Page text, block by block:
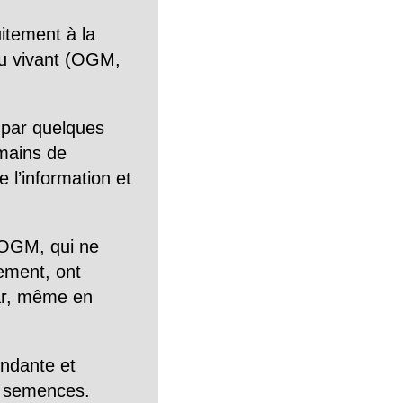
à la
vivant (OGM,
quelques
de
l’information et
qui ne
ont
même en
et